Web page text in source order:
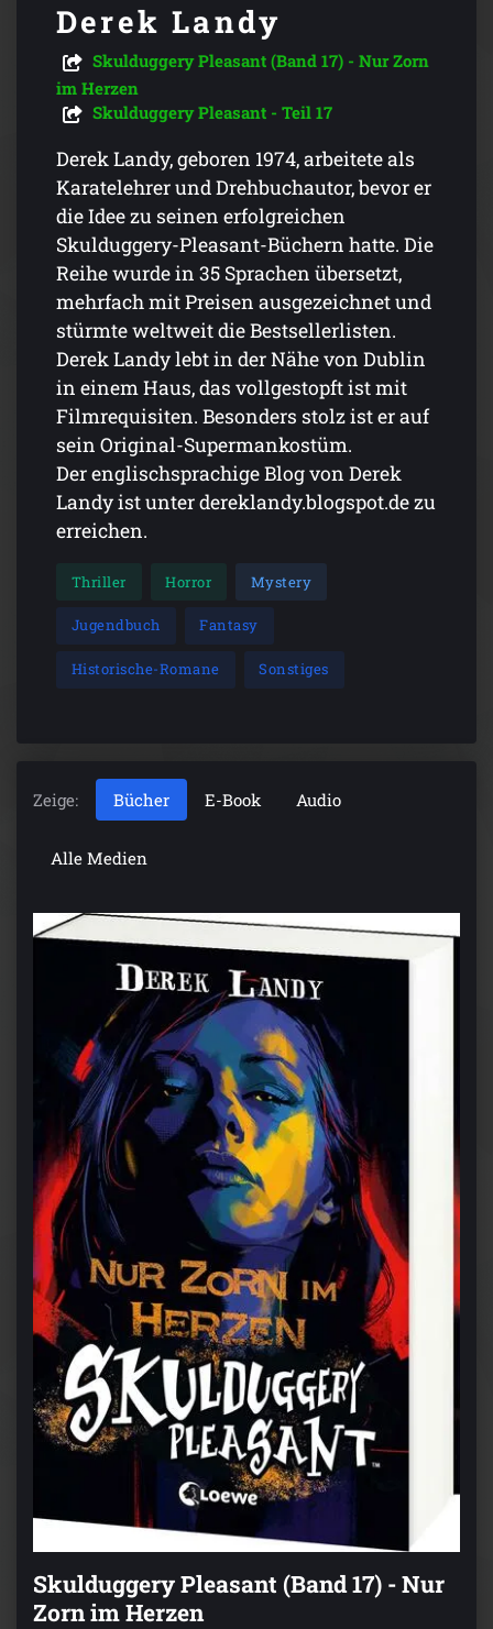
Derek Landy
Skulduggery Pleasant (Band 17) - Nur Zorn
im Herzen
Skulduggery Pleasant - Teil 17
Derek Landy, geboren 1974, arbeitete als
Karatelehrer und Drehbuchautor, bevor er
die Idee zu seinen erfolgreichen
Skulduggery-Pleasant-Büchern hatte. Die
Reihe wurde in 35 Sprachen übersetzt,
mehrfach mit Preisen ausgezeichnet und
stürmte weltweit die Bestsellerlisten.
Derek Landy lebt in der Nähe von Dublin
in einem Haus, das vollgestopft ist mit
Filmrequisiten. Besonders stolz ist er auf
sein Original-Supermankostüm.
Der englischsprachige Blog von Derek
Landy ist unter dereklandy.blogspot.de zu
erreichen.
Thriller Horror Mystery
Jugendbuch Fantasy
Historische-Romane Sonstiges
Zeige: Bücher E-Book Audio
Alle Medien
Skulduggery Pleasant (Band 17) - Nur
Zorn im Herzen